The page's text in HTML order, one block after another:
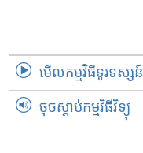
មើល​កម្មវិធី​ទូរទស្សន៍
ចុចស្តាប់កម្មវិធីវិទ្យុ